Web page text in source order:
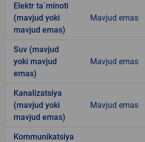
Elektr ta`minoti
(mavjud yoki
mavjud emas)
Mavjud emas
Suv (mavjud
yoki mavjud
emas)
Mavjud emas
Kanalizatsiya
(mavjud yoki
mavjud emas)
Mavjud emas
Kommunikatsiya